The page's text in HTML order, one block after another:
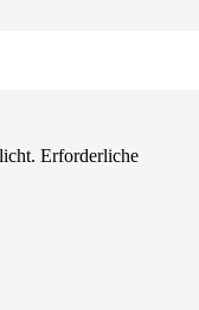
Erforderliche